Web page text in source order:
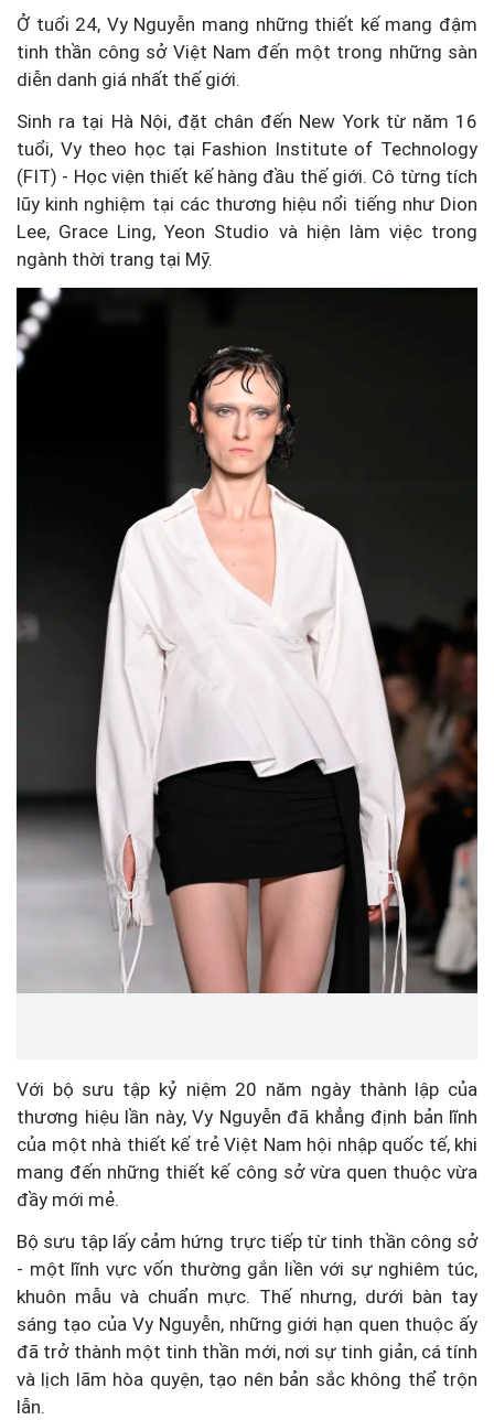
Ở tuổi 24, Vy Nguyễn mang những thiết kế mang đậm
tinh thần công sở Việt Nam đến một trong những sàn
diễn danh giá nhất thế giới.
Sinh ra tại Hà Nội, đặt chân đến New York từ năm 16
tuổi, Vy theo học tại Fashion Institute of Technology
(FIT) - Học viện thiết kế hàng đầu thế giới. Cô từng tích
lũy kinh nghiệm tại các thương hiệu nổi tiếng như Dion
Lee, Grace Ling, Yeon Studio và hiện làm việc trong
ngành thời trang tại Mỹ.
Với bộ sưu tập kỷ niệm 20 năm ngày thành lập của
thương hiệu lần này, Vy Nguyễn đã khẳng định bản lĩnh
của một nhà thiết kế trẻ Việt Nam hội nhập quốc tế, khi
mang đến những thiết kế công sở vừa quen thuộc vừa
đầy mới mẻ.
Bộ sưu tập lấy cảm hứng trực tiếp từ tinh thần công sở
- một lĩnh vực vốn thường gắn liền với sự nghiêm túc,
khuôn mẫu và chuẩn mực. Thế nhưng, dưới bàn tay
sáng tạo của Vy Nguyễn, những giới hạn quen thuộc ấy
đã trở thành một tinh thần mới, nơi sự tinh giản, cá tính
và lịch lãm hòa quyện, tạo nên bản sắc không thể trộn
lẫn.